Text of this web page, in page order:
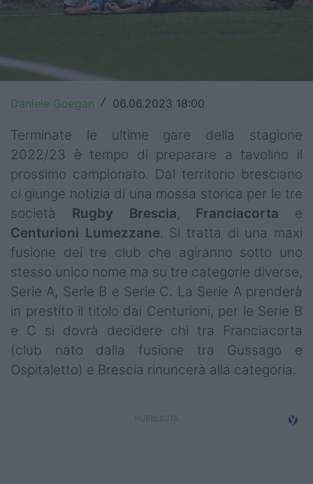
Top14
Champions Cup
Challenge Cup
World Rugby
Rugby World Cup
Super Rugby
Rugby in TV
Mercato
Serie A Elite
Campionati
Serie A
Daniele Goegan / 06.06.2023 18:00
Terminate le ultime gare della stagione
2022/23 è tempo di preparare a tavolino il
prossimo campionato. Dal territorio bresciano
ci giunge notizia di una mossa storica per le tre
società Rugby Brescia, Franciacorta e
Centurioni Lumezzane. Si tratta di una maxi
fusione dei tre club che agiranno sotto uno
stesso unico nome ma su tre categorie diverse,
Serie A, Serie B e Serie C. La Serie A prenderà
in prestito il titolo dai Centurioni, per le Serie B
e C si dovrà decidere chi tra Franciacorta
(club nato dalla fusione tra Gussago e
Ospitaletto) e Brescia rinuncerà alla categoria.